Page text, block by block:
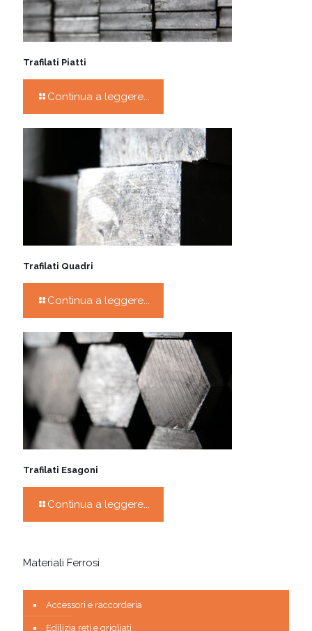
Trafilati Piatti
Continua a leggere...
Trafilati Quadri
Continua a leggere...
Trafilati Esagoni
Continua a leggere...
Materiali Ferrosi
Accessori e raccorderia
Edilizia reti e grigliati